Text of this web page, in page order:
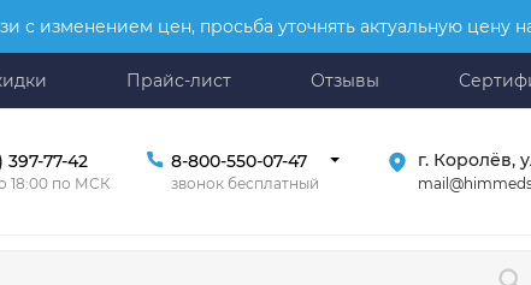
с изменением цен, просьба уточнять актуальную цену
Прайс-лист Отзывы
397-77-42
18:00 по МСК
8-800-550-07-47
звонок бесплатный
г. Королёв,